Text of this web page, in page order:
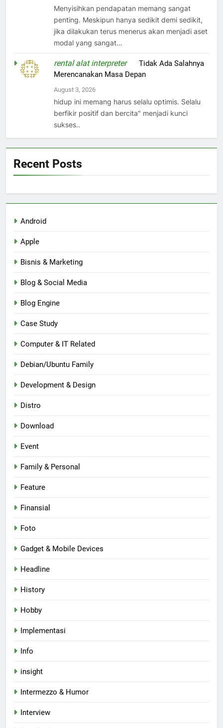
Menyisihkan pendapatan memang sangat
penting. Meskipun hanya sedikit demi sedikit,
jika dilakukan terus menerus akan menjadi aset
modal yang sangat…
rental alat interpreteronTidak Ada Salahnya
Merencanakan Masa Depan
August 3, 2026
hidup ini memang harus selalu optimis. Selalu
berfikir positif dan bercita" menjadi kunci
sukses..
Recent Posts
Android
Apple
Bisnis & Marketing
Blog & Social Media
Blog Engine
Case Study
Computer & IT Related
Debian/Ubuntu Family
Development & Design
Distro
Download
Event
Family & Personal
Feature
Finansial
Foto
Gadget & Mobile Devices
Headline
History
Hobby
Implementasi
Info
insight
Intermezzo & Humor
Interview